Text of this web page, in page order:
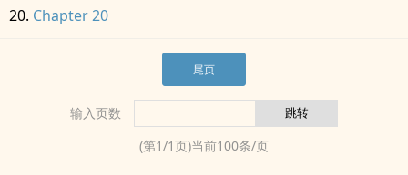
Chapter 20
尾页
输入页数
(第1/1页)当前100条/页